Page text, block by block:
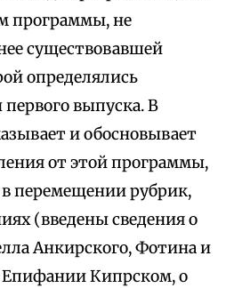
программы, не
существовавшей
определялись
выпуска. В
и обосновывает
от этой программы,
перемещении рубрик,
(введены сведения о
Анкирского, Фотина и
Епифании Кипрском, о